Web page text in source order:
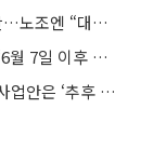
“국민께 사과” 고개 숙인 삼성전자 사장단…노조엔 “대화에 임하라”
삼성전자, 노조에 재차 대화 제안…노조 “6월 7일 이후 협의 의사”
싸이월드, 10월 부활 예고…그러나 핵심 사업안은 ‘추후 공개’